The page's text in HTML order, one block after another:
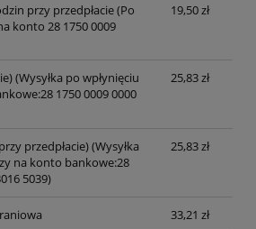
przy przedpłacie(Po
konto 28 1750 0009
19,50 zł
(Wysyłka po wpłynięciu
1750 0009 0000
25,83 zł
przedpłacie)(Wysyłka
na konto bankowe:28
5039)
25,83 zł
33,21 zł